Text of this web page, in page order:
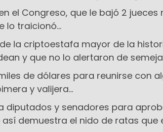
el Congreso, que le bajó 2
lo traicionó...
la criptoestafa mayor de la
y que no lo alertaron de
de dólares para reunirse con
y valijera...
diputados y senadores para
demuestra el nido de ratas que